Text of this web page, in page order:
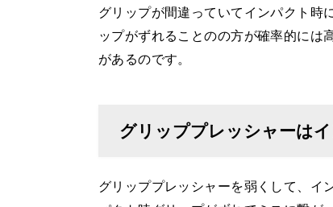
グリップが間違っていてインパクト時
ップがずれることのの方が確率的には
があるのです。
グリッププレッシャーは
グリッププレッシャーを弱くして、イ